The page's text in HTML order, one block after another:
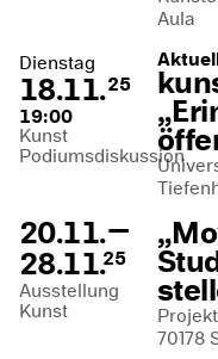
Aula
Dienstag
18.11.25
19:00
Kunst
Podiumsdiskussion
20.11.—
28.11.25
Ausstellung
Kunst
70178